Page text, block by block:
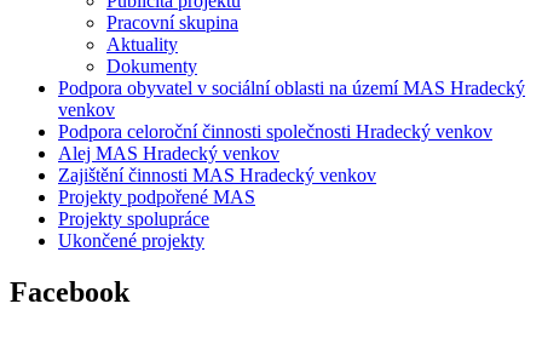
Pracovní skupina
Aktuality
Dokumenty
Podpora obyvatel v sociální oblasti na území MAS Hradecký
venkov
Podpora celoroční činnosti společnosti Hradecký venkov
Alej MAS Hradecký venkov
Zajištění činnosti MAS Hradecký venkov
Projekty podpořené MAS
Projekty spolupráce
Ukončené projekty
Facebook